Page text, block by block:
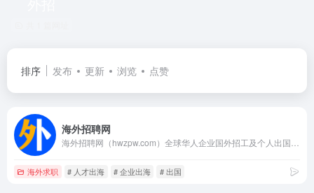
排序 发布 更新 浏览 点赞
海外招聘网
海外求职 # 人才出海 # 企业出海 # 出国